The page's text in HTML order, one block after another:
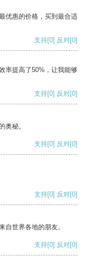
优惠的价格，买到最合适
支持[0] 反对[0]
率提高了50%，让我能够
支持[0] 反对[0]
奥秘。
支持[0] 反对[0]
支持[0] 反对[0]
自世界各地的朋友。
支持[0] 反对[0]